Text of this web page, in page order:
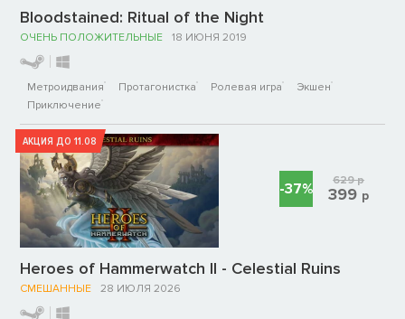
Bloodstained: Ritual of the Night
ОЧЕНЬ ПОЛОЖИТЕЛЬНЫЕ 18 ИЮНЯ 2019
Метроидвания Протагонистка Ролевая игра
Экшен
Приключение
АКЦИЯ ДО 11.08
Heroes of Hammerwatch II - Celestial Ruins
СМЕШАННЫЕ 28 ИЮЛЯ 2026
-37% 629р
399 р